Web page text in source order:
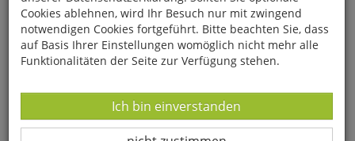
Cookies ablehnen, wird Ihr Besuch nur mit zwingend
notwendigen Cookies fortgeführt. Bitte beachten Sie, dass
auf Basis Ihrer Einstellungen womöglich nicht mehr alle
Funktionalitäten der Seite zur Verfügung stehen.
Datenverarbeitung -
Ich bin einverstanden